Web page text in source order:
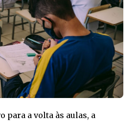
para a volta às aulas, a